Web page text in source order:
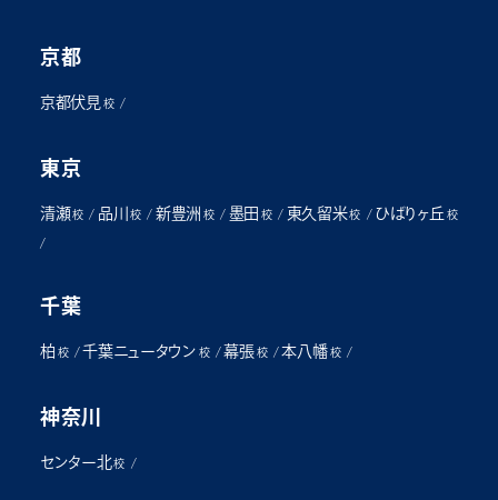
京都
京都伏見 校/
東京
清瀬 校 / 品川 校 / 新豊洲 校/ 墨田 校/ 東久留米 校 / ひばりヶ丘 校
/
千葉
柏 校/千葉ニュータウン 校/幕張 校/本八幡 校/
神奈川
センター北 校 /